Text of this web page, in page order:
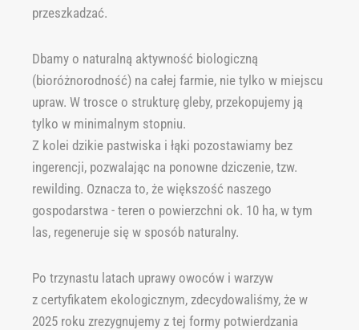
przeszkadzać.
Dbamy o naturalną aktywność biologiczną
(bioróżnorodność) na całej farmie, nie tylko w miejscu
upraw. W trosce o strukturę gleby, przekopujemy ją
tylko w minimalnym stopniu.
Z kolei dzikie pastwiska i łąki pozostawiamy bez
ingerencji, pozwalając na ponowne dziczenie, tzw.
rewilding. Oznacza to, że większość naszego
gospodarstwa - teren o powierzchni ok. 10 ha, w tym
las, regeneruje się w sposób naturalny.
Po trzynastu latach uprawy owoców i warzyw
z certyfikatem ekologicznym, zdecydowaliśmy, że w
2025 roku zrezygnujemy z tej formy potwierdzania